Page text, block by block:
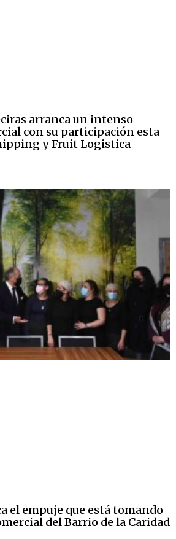
arranca un intenso
con su participación esta
y Fruit Logistica
el empuje que está tomando
del Barrio de la Caridad